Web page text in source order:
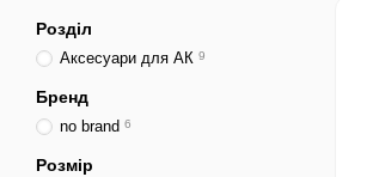
Розділ
Аксесуари для АК 9
Бренд
no brand 6
Розмір